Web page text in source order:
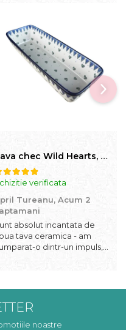
Tava chec Wild Hearts, ceramica smaltuita, pictata manual, 31,0 X 12,0 cm
verificata
Tureanu, Acum 2
absolut incantata de
tava ceramica - am
o dintr-un impuls,
dupa spalare. Aceasta
va scapa de aceasta
in plus este tare
o ...
noastre